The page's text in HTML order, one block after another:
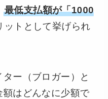
最低支払額が「1000
ットとして挙げられ
ー（ブロガー）と
額はどんなに少額で